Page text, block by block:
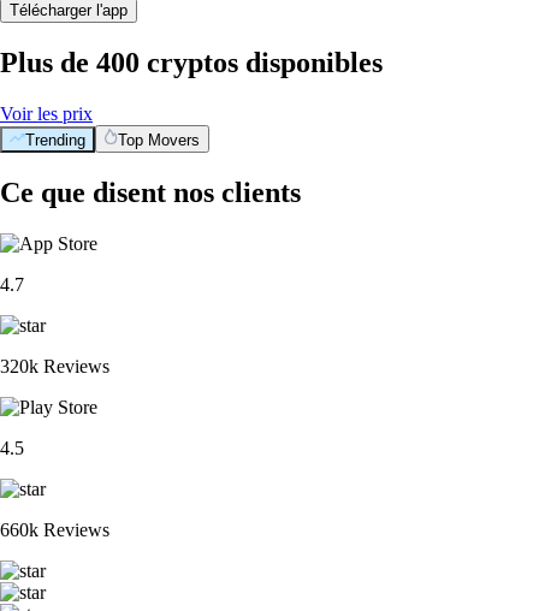
Télécharger l'app
Plus de 400 cryptos disponibles
Voir les prix
Trending Top Movers
Ce que disent nos clients
4.7
320k Reviews
4.5
660k Reviews